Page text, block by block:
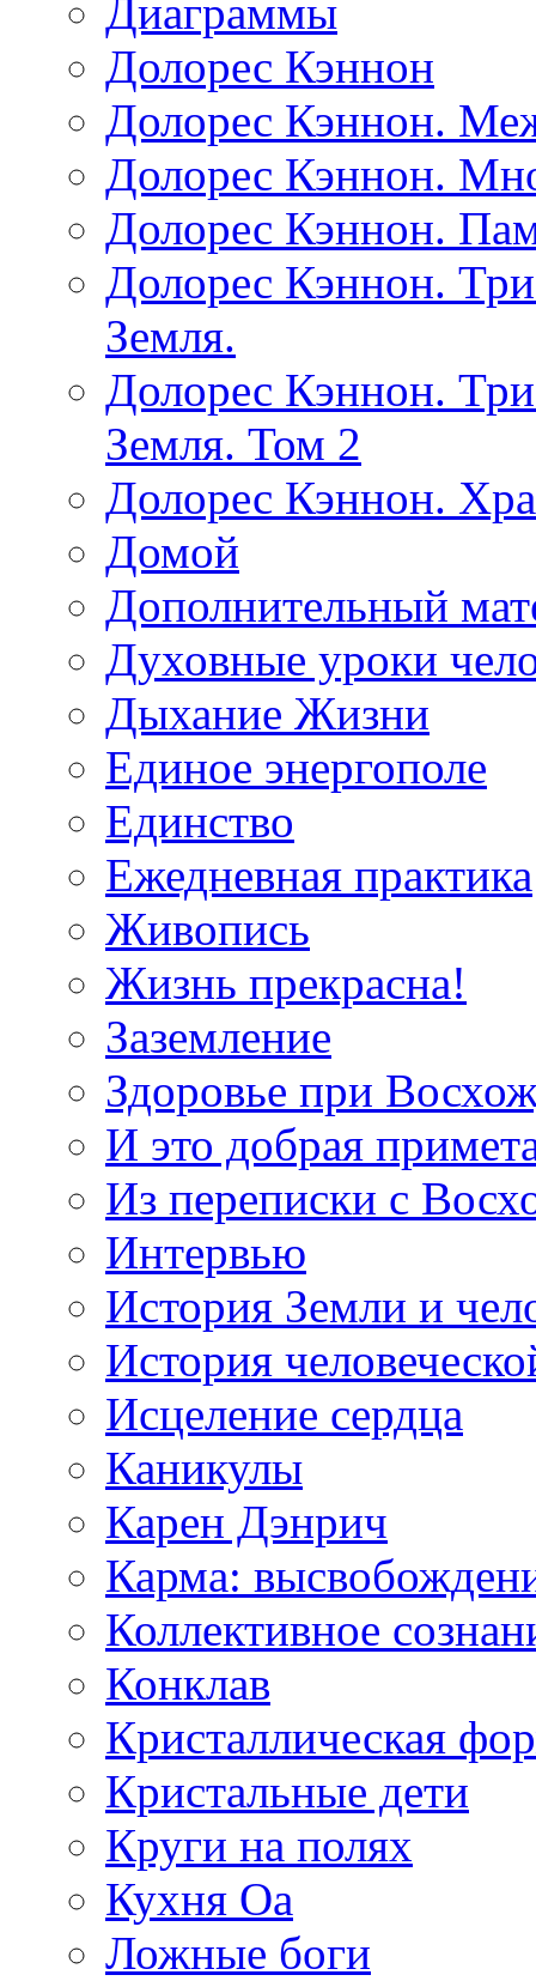
Диаграммы
Долорес Кэннон
Долорес Кэннон.
Долорес Кэннон.
Долорес Кэннон.
Долорес Кэннон.
Земля.
Долорес Кэннон.
Земля. Том 2
Долорес Кэннон.
Домой
Дополнительный
Духовные уроки
Дыхание Жизни
Единое энергополе
Единство
Ежедневная практика
Живопись
Жизнь прекрасна!
Заземление
Здоровье при
И это добрая
Из переписки с
Интервью
История Земли и
История
Исцеление сердца
Каникулы
Карен Дэнрич
Карма:
Коллективное
Конклав
Кристаллическая
Кристальные дети
Круги на полях
Кухня Оа
Ложные боги